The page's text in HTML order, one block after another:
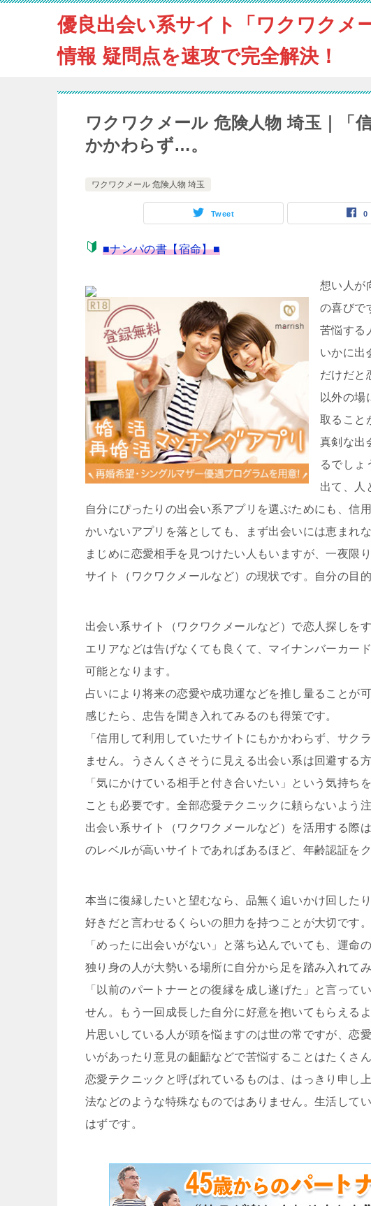
優良出会い系サイト「ワクワクメ
情報 疑問点を速攻で完全解決！
ワクワクメール 危険人物 埼玉｜「
かかわらず…。
ワクワクメール 危険人物 埼玉
Tweet 0
■ナンパの書【宿命】■
想い人が
の喜びで
苦悩する
いかに出
だけだと
以外の場
取ること
真剣な出
るでしょ
出て、人
自分にぴったりの出会い系アプリを選ぶためにも、信
かいないアプリを落としても、まず出会いには恵まれ
まじめに恋愛相手を見つけたい人もいますが、一夜限
サイト（ワクワクメールなど）の現状です。自分の目
出会い系サイト（ワクワクメールなど）で恋人探しを
エリアなどは告げなくても良くて、マイナンバーカー
可能となります。
占いにより将来の恋愛や成功運などを推し量ることが
感じたら、忠告を聞き入れてみるのも得策です。
「信用して利用していたサイトにもかかわらず、サク
ません。うさんくさそうに見える出会い系は回避する方
「気にかけている相手と付き合いたい」という気持ち
ことも必要です。全部恋愛テクニックに頼らないよう
出会い系サイト（ワクワクメールなど）を活用する際
のレベルが高いサイトであればあるほど、年齢認証を
本当に復縁したいと望むなら、品無く追いかけ回した
好きだと言わせるくらいの胆力を持つことが大切です。
「めったに出会いがない」と落ち込んでいても、運
独り身の人が大勢いる場所に自分から足を踏み入れてみ
「以前のパートナーとの復縁を成し遂げた」と言って
せん。もう一回成長した自分に好意を抱いてもらえる
片思いしている人が頭を悩ますのは世の常ですが、恋
いがあったり意見の齟齬などで苦悩することはたくさん
恋愛テクニックと呼ばれているものは、はっきり申し
法などのような特殊なものではありません。生活して
はずです。